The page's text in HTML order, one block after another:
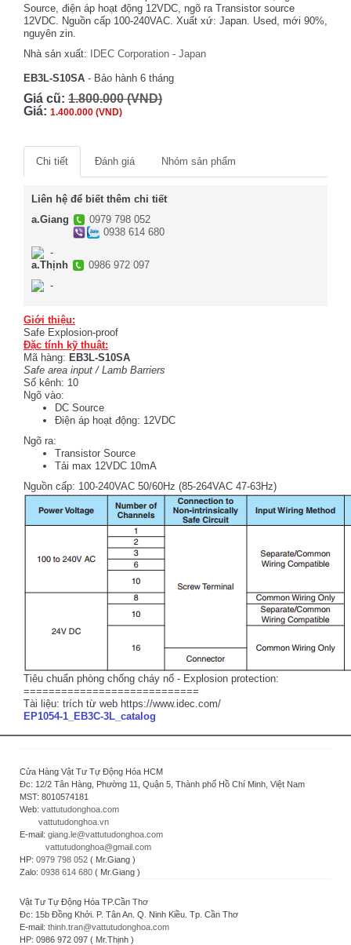
Source, điện áp hoạt động 12VDC, ngõ ra Transistor source
12VDC. Nguồn cấp 100-240VAC. Xuất xứ: Japan. Used, mới 90%,
nguyên zin.
Nhà sản xuất:
IDEC Corporation - Japan
EB3L-S10SA - Bảo hành 6 tháng
Giá cũ: 1.800.000 (VND)
Giá: 1.400.000 (VND)
Chi tiết Đánh giá Nhóm sản phẩm
Liên hệ để biết thêm chi tiết
a.Giang
0979 798 052
0938 614 680
-
a.Thịnh
0986 972 097
-
Giới thiệu:
Safe Explosion-proof
Đặc tính kỹ thuật:
Mã hàng: EB3L-S10SA
Safe area input / Lamb Barriers
Số kênh: 10
Ngõ vào:
DC Source
Điện áp hoạt động: 12VDC
Ngõ ra:
Transistor Source
Tải max 12VDC 10mA
Nguồn cấp: 100-240VAC 50/60Hz (85-264VAC 47-63Hz)
Tiêu chuẩn phòng chống cháy nổ - Explosion protection:
============================
Tài liệu: trích từ web https://www.idec.com/
EP1054-1_EB3C-3L_catalog
Cửa Hàng Vật Tư Tự Động Hóa HCM
Đc: 12/2 Tân Hàng, Phường 11, Quận 5, Thành phố Hồ Chí Minh, Việt Nam
MST: 8010574181
Web: vattutudonghoa.com
vattutudonghoa.vn
E-mail: giang.le@vattutudonghoa.com
vattutudonghoa@gmail.com
HP: 0979 798 052 ( Mr.Giang )
Zalo: 0938 614 680 ( Mr.Giang )
Vật Tư Tự Động Hóa TP.Cần Thơ
Đc: 15b Đồng Khởi. P. Tân An. Q. Ninh Kiều. Tp. Cần Thơ
E-mail: thinh.tran@vattutudonghoa.com
HP: 0986 972 097 ( Mr.Thịnh )